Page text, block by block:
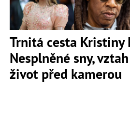
Trnitá cesta Kristiny
Nesplněné sny,
život před kamerou